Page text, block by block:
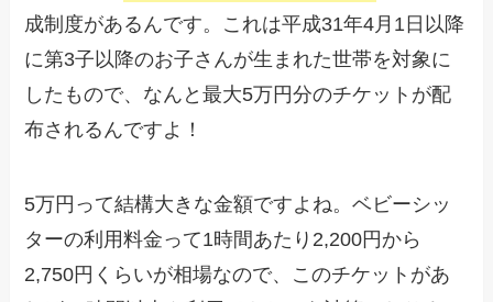
成制度があるんです。これは平成31年4月1日以降
に第3子以降のお子さんが生まれた世帯を対象に
したもので、なんと最大5万円分のチケットが配
布されるんですよ！
5万円って結構大きな金額ですよね。ベビーシッ
ターの利用料金って1時間あたり2,200円から
2,750円くらいが相場なので、このチケットがあ